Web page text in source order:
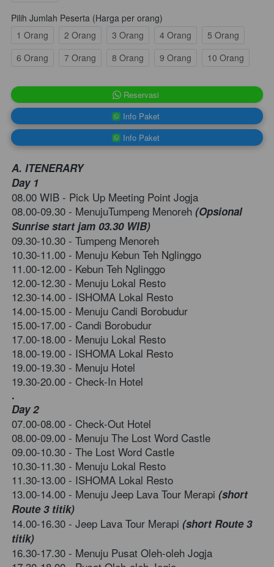
Pilih Jumlah Peserta (Harga per orang)
1 Orang
2 Orang 3 Orang 4 Orang
5 Orang
6 Orang
7 Orang 8 Orang 9 Orang 10 Orang
` Reservasi
` Info Paket
` Info Paket
A. ITENERARY
Day 1
08.00 WIB - Pick Up Meeting Point Jogja
08.00-09.30 - MenujuTumpeng Menoreh (Opsional
Sunrise start jam 03.30 WIB)
09.30-10.30 - Tumpeng Menoreh
10.30-11.00 - Menuju Kebun Teh Nglinggo
11.00-12.00 - Kebun Teh Nglinggo
12.00-12.30 - Menuju Lokal Resto
12.30-14.00 - ISHOMA Lokal Resto
14.00-15.00 - Menuju Candi Borobudur
15.00-17.00 - Candi Borobudur
17.00-18.00 - Menuju Lokal Resto
18.00-19.00 - ISHOMA Lokal Resto
19.00-19.30 - Menuju Hotel
19.30-20.00 - Check-In Hotel
.
Day 2
07.00-08.00 - Check-Out Hotel
08.00-09.00 - Menuju The Lost Word Castle
09.00-10.30 - The Lost Word Castle
10.30-11.30 - Menuju Lokal Resto
11.30-13.00 - ISHOMA Lokal Resto
13.00-14.00 - Menuju Jeep Lava Tour Merapi (short
Route 3 titik)
14.00-16.30 - Jeep Lava Tour Merapi (short Route 3
titik)
16.30-17.30 - Menuju Pusat Oleh-oleh Jogja